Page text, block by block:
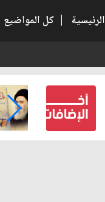
الرئيسية | كل المواضيع
كتب لنفسه